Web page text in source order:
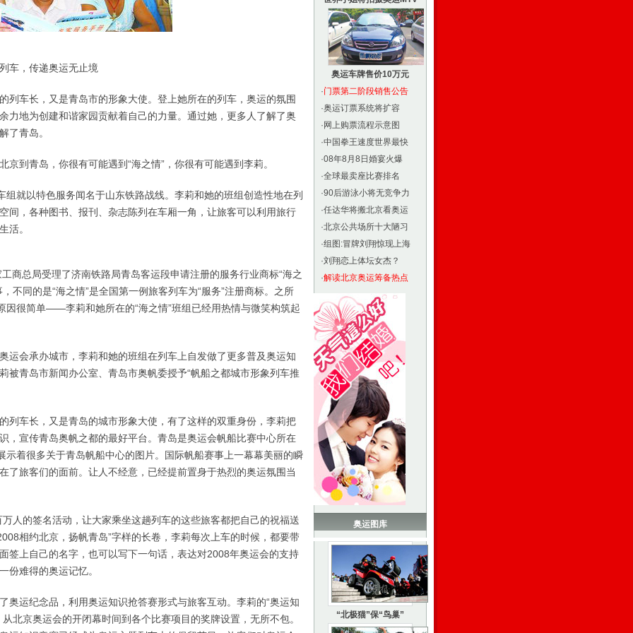
，传递奥运无止境
长，又是青岛市的形象大使。登上她所在的列车，奥运的氛围
力地为创建和谐家园贡献着自己的力量。通过她，更多人了解了奥
了青岛。
青岛，你很有可能遇到“海之情”，你很有可能遇到李莉。
以特色服务闻名于山东铁路战线。李莉和她的班组创造性地在列
间，各种图书、报刊、杂志陈列在车厢一角，让旅客可以利用旅行
活。
总局受理了济南铁路局青岛客运段申请注册的服务行业商标“海之
不同的是“海之情”是全国第一例旅客列车为“服务”注册商标。之所
因很简单——李莉和她所在的“海之情”班组已经用热情与微笑构筑起
会承办城市，李莉和她的班组在列车上自发做了更多普及奥运知
被青岛市新闻办公室、青岛市奥帆委授予“帆船之都城市形象列车推
车长，又是青岛的城市形象大使，有了这样的双重身份，李莉把
，宣传青岛奥帆之都的最好平台。青岛是奥运会帆船比赛中心所在
示着很多关于青岛帆船中心的图片。国际帆船赛事上一幕幕美丽的瞬
了旅客们的面前。让人不经意，已经提前置身于热烈的奥运氛围当
的签名活动，让大家乘坐这趟列车的这些旅客都把自己的祝福送
相约北京，扬帆青岛”字样的长卷，李莉每次上车的时候，都要带
签上自己的名字，也可以写下一句话，表达对2008年奥运会的支持
份难得的奥运记忆。
纪念品，利用奥运知识抢答赛形式与旅客互动。李莉的“奥运知
北京奥运会的开闭幕时间到各个比赛项目的奖牌设置，无所不包。
奥运车牌售价10万元
·门票第二阶段销售公告
·奥运订票系统将扩容
· 网上购票流程示意图
·中国拳王速度世界最快
·08年8月8日婚宴火爆
·全球最卖座比赛排名
·90后游泳小将无竞争力
·任达华将搬北京看奥运
·北京公共场所十大陋习
·组图:冒牌刘翔惊现上海
·刘翔恋上体坛女杰？
·解读北京奥运筹备热点
奥运图库
“北极猫”保“鸟巢”